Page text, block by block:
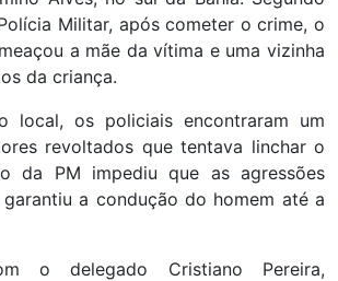
Militar, após cometer o crime, o
a mãe da vítima e uma vizinha
da criança.
local, os policiais encontraram um
revoltados que tentava linchar o
da PM impediu que as agressões
a condução do homem até a
o delegado Cristiano Pereira,